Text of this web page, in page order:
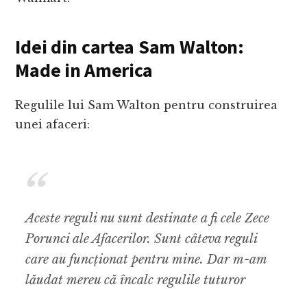
Idei din cartea Sam Walton:
Made in America
Regulile lui Sam Walton pentru construirea
unei afaceri:
Aceste reguli nu sunt destinate a fi cele Zece
Porunci ale Afacerilor. Sunt câteva reguli
care au funcționat pentru mine. Dar m-am
lăudat mereu că încalc regulile tuturor